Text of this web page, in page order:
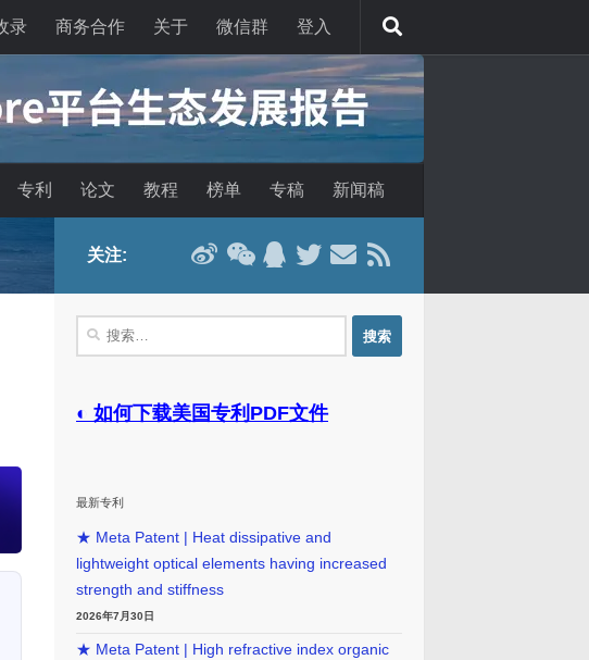
录 商务合作 关于 微信群 登入
专利 论文 教程 榜单 专稿 新闻稿
关注:
搜
索：
◐ 如何下载美国专利PDF文件
最新专利
★ Meta Patent | Heat dissipative and
lightweight optical elements having increased
strength and stiffness
2026年7月30日
★ Meta Patent | High refractive index organic